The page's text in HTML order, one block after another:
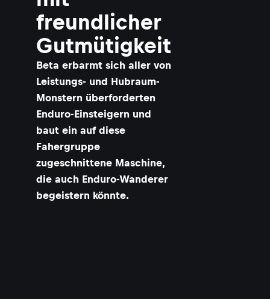
freundlicher
Gutmütigkeit
Beta erbarmt sich aller von
Leistungs- und Hubraum-
Monstern überforderten
Enduro-Einsteigern und
baut ein auf diese
Fahergruppe
zugeschnittene Maschine,
die auch Enduro-Wanderer
begeistern könnte.